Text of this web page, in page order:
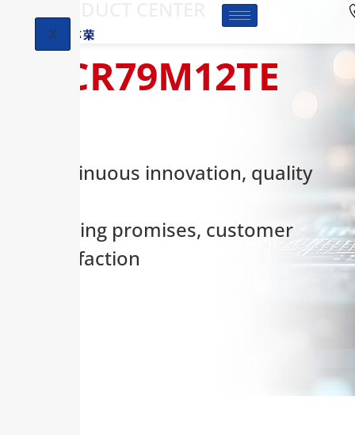
X
HCR79M12TE
Continuous innovation, quality
keeping promises, customer
satisfaction